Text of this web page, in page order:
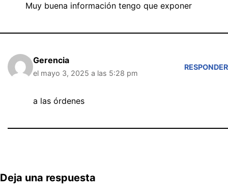
Muy buena información tengo que exponer
Gerencia
el mayo 3, 2025 a las 5:28 pm
RESPONDER
a las órdenes
Deja una respuesta